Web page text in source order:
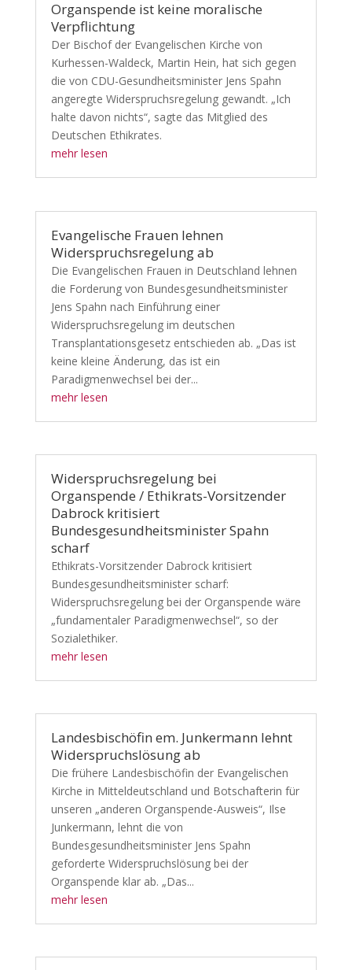
Organspende ist keine moralische
Verpflichtung
Der Bischof der Evangelischen Kirche von
Kurhessen-Waldeck, Martin Hein, hat sich gegen
die von CDU-Gesundheitsminister Jens Spahn
angeregte Widerspruchsregelung gewandt. „Ich
halte davon nichts“, sagte das Mitglied des
Deutschen Ethikrates.
mehr lesen
Evangelische Frauen lehnen
Widerspruchsregelung ab
Die Evangelischen Frauen in Deutschland lehnen
die Forderung von Bundesgesundheitsminister
Jens Spahn nach Einführung einer
Widerspruchsregelung im deutschen
Transplantationsgesetz entschieden ab. „Das ist
keine kleine Änderung, das ist ein
Paradigmenwechsel bei der...
mehr lesen
Widerspruchsregelung bei
Organspende / Ethikrats-Vorsitzender
Dabrock kritisiert
Bundesgesundheitsminister Spahn
scharf
Ethikrats-Vorsitzender Dabrock kritisiert
Bundesgesundheitsminister scharf:
Widerspruchsregelung bei der Organspende wäre
„fundamentaler Paradigmenwechsel“, so der
Sozialethiker.
mehr lesen
Landesbischöfin em. Junkermann lehnt
Widerspruchslösung ab
Die frühere Landesbischöfin der Evangelischen
Kirche in Mitteldeutschland und Botschafterin für
unseren „anderen Organspende-Ausweis“, Ilse
Junkermann, lehnt die von
Bundesgesundheitsminister Jens Spahn
geforderte Widerspruchslösung bei der
Organspende klar ab. „Das...
mehr lesen